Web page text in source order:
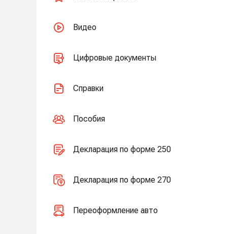
Видео
Цифровые документы
Справки
Пособия
Декларация по форме 250
Декларация по форме 270
Переоформление авто